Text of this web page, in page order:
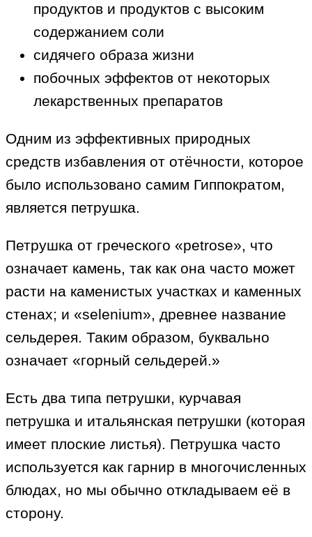
продуктов и продуктов с высоким
содержанием соли
сидячего образа жизни
побочных эффектов от некоторых
лекарственных препаратов
Одним из эффективных природных
средств избавления от отёчности, которое
было использовано самим Гиппократом,
является петрушка.
Петрушка от греческого «petrose», что
означает камень, так как она часто может
расти на каменистых участках и каменных
стенах; и «selenium», древнее название
сельдерея. Таким образом, буквально
означает «горный сельдерей.»
Есть два типа петрушки, курчавая
петрушка и итальянская петрушки (которая
имеет плоские листья). Петрушка часто
используется как гарнир в многочисленных
блюдах, но мы обычно откладываем её в
сторону.